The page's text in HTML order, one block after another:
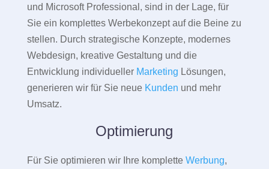
und Microsoft Professional, sind in der Lage, für
Sie ein komplettes Werbekonzept auf die Beine zu
stellen. Durch strategische Konzepte, modernes
Webdesign, kreative Gestaltung und die
Entwicklung individueller Marketing Lösungen,
generieren wir für Sie neue Kunden und mehr
Umsatz.
Optimierung
Für Sie optimieren wir Ihre komplette Werbung,